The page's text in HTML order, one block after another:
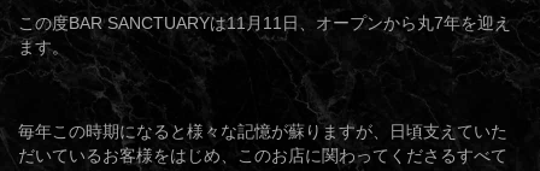
この度BAR SANCTUARYは11月11日、オープンから丸7年を迎え
ます。
毎年この時期になると様々な記憶が蘇りますが、日頃支えていた
だいているお客様をはじめ、このお店に関わってくださるすべて